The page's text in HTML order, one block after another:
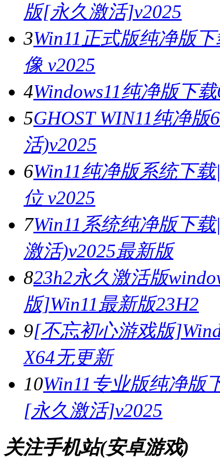
版[永久激活]v2025
3Win11正式版纯净版
像 v2025
4Windows11纯净版下
5GHOST WIN11纯净
活)v2025
6Win11纯净版系统下
位 v2025
7Win11系统纯净版下
激活)v2025最新版
823h2永久激活版
版]Win11最新版23H2
9[不忘初心游戏版
X64无更新
10Win11专业版纯净版
[永久激活]v2025
关注手机站(安卓游戏)